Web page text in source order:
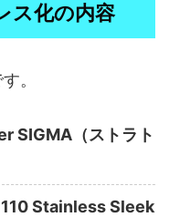
ス化の内容
。
SIGMA（ストラト
Stainless Sleek